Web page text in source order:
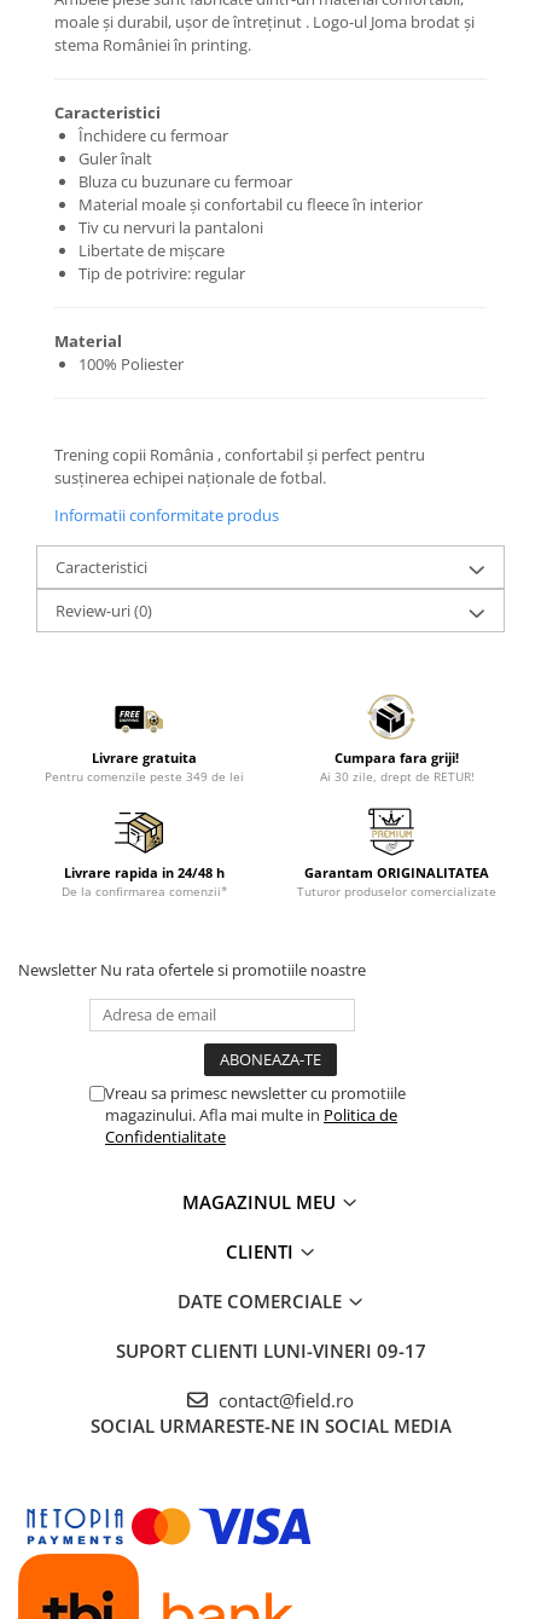
moale și durabil, ușor de întreținut . Logo-ul Joma brodat și
stema României în printing.
Caracteristici
Închidere cu fermoar
Guler înalt
Bluza cu buzunare cu fermoar
Material moale și confortabil cu fleece în interior
Tiv cu nervuri la pantaloni
Libertate de mișcare
Tip de potrivire: regular
Material
100% Poliester
Trening copii România , confortabil și perfect pentru
susținerea echipei naționale de fotbal.
Informatii conformitate produs
Caracteristici
Review-uri(0)
Livrare gratuita
Pentru comenzile peste 349 de lei
Cumpara fara griji!
Ai 30 zile, drept de RETUR!
Livrare rapida in 24/48 h
De la confirmarea comenzii*
Garantam ORIGINALITATEA
Tuturor produselor comercializate
Newsletter Nu rata ofertele si promotiile noastre
Vreau sa primesc newsletter cu promotiile
magazinului. Afla mai multe in Politica de
Confidentialitate
MAGAZINUL MEU
CLIENTI
DATE COMERCIALE
SUPORT CLIENTI LUNI-VINERI 09-17
contact@field.ro
SOCIAL URMARESTE-NE IN SOCIAL MEDIA